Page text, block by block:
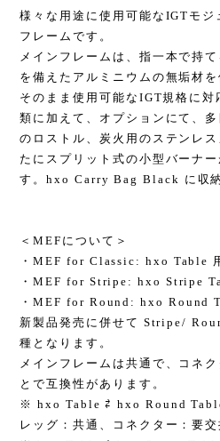
様々な用途に使用可能なIGTモジ
フレームです。
メインフレームは、指一本で持
を備えたアルミニウムの無垢材を
そのまま使用可能なIGT規格に対
類に加えて、オプションにて、
のロストル、炭火用のステンレ
たにスプリット式の小型バーナ
す。hxo Carry Bag Black に収納
＜MEFについて＞
・MEF for Classic: hxo Table
・MEF for Stripe: hxo Stripe
・MEF for Round: hxo Round
新製品発売に併せて Stripe/
種となります。
メインフレームは共通で、コネ
とで互換性があります。
※ hxo Table ⇄ hxo Round
レッグ：共通、コネクター：要交